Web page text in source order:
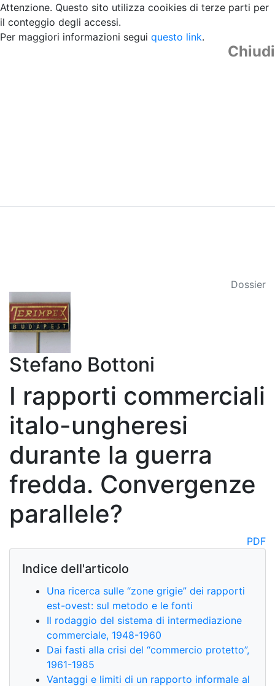
Attenzione. Questo sito utilizza cooikies di terze parti per
il conteggio degli accessi.
Per maggiori informazioni segui questo link.
Chiudi
Dossier
Stefano Bottoni
I rapporti commerciali
italo-ungheresi
durante la guerra
fredda. Convergenze
parallele?
PDF
Indice dell'articolo
Una ricerca sulle “zone grigie” dei rapporti
est-ovest: sul metodo e le fonti
Il rodaggio del sistema di intermediazione
commerciale, 1948-1960
Dai fasti alla crisi del “commercio protetto”,
1961-1985
Vantaggi e limiti di un rapporto informale al